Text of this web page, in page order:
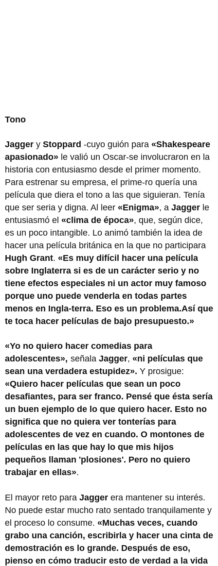
Tono
Jagger y Stoppard -cuyo guión para «Shakespeare
apasionado» le valió un Oscar-se involucraron en la
historia con entusiasmo desde el primer momento.
Para estrenar su empresa, el prime-ro quería una
película que diera el tono a las que siguieran. Tenía
que ser seria y digna. Al leer «Enigma», a Jagger le
entusiasmó el «clima de época», que, según dice,
es un poco intangible. Lo animó también la idea de
hacer una película británica en la que no participara
Hugh Grant. «Es muy difícil hacer una película
sobre Inglaterra si es de un carácter serio y no
tiene efectos especiales ni un actor muy famoso
porque uno puede venderla en todas partes
menos en Ingla-terra. Eso es un problema.Así que
te toca hacer películas de bajo presupuesto.»
«Yo no quiero hacer comedias para
adolescentes», señala Jagger, «ni películas que
sean una verdadera estupidez». Y prosigue:
«Quiero hacer películas que sean un poco
desafiantes, para ser franco. Pensé que ésta sería
un buen ejemplo de lo que quiero hacer. Esto no
significa que no quiera ver tonterías para
adolescentes de vez en cuando. O montones de
películas en las que hay lo que mis hijos
pequeños llaman 'plosiones'. Pero no quiero
trabajar en ellas».
El mayor reto para Jagger era mantener su interés.
No puede estar mucho rato sentado tranquilamente y
el proceso lo consume. «Muchas veces, cuando
grabo una canción, escribirla y hacer una cinta de
demostración es lo grande. Después de eso,
pienso en cómo traducir esto de verdad a la vida